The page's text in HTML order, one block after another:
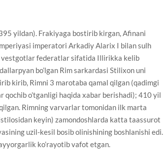
yildan). Frakiyaga bostirib kirgan, Afinani
imperatori Arkadiy Alarix I bilan sulh
vestgotlar federatlar sifatida Illirikka kelib
bo’lgan Rim sarkardasi Stilixon uni
kirib, Rimni 3 marotaba qamal qilgan (qadimgi
o’tganligi haqida xabar berishadi); 410 yil
Rimning varvarlar tomonidan ilk marta
keyin) zamondoshlarda katta taassurot
uzil-kesil bosib olinishining boshlanishi edi.
ko’rayotib vafot etgan.